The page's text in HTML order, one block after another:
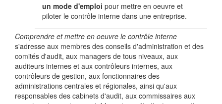
un mode d'emploi pour mettre en oeuvre et
piloter le contrôle interne dans une entreprise.
Comprendre et mettre en oeuvre le contrôle interne
s'adresse aux membres des conseils d'administration et des
comités d'audit, aux managers de tous niveaux, aux
auditeurs internes et aux contrôleurs internes, aux
contrôleurs de gestion, aux fonctionnaires des
administrations centrales et régionales, ainsi qu'aux
responsables des cabinets d'audit, aux commissaires aux